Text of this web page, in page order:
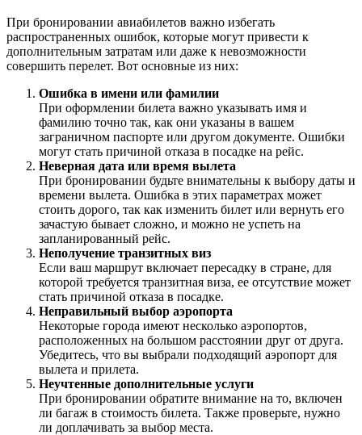
При бронировании авиабилетов важно избегать
распространенных ошибок, которые могут привести к
дополнительным затратам или даже к невозможности
совершить перелет. Вот основные из них:
Ошибка в имени или фамилии
При оформлении билета важно указывать имя и
фамилию точно так, как они указаны в вашем
заграничном паспорте или другом документе. Ошибки
могут стать причиной отказа в посадке на рейс.
Неверная дата или время вылета
При бронировании будьте внимательны к выбору даты и
времени вылета. Ошибка в этих параметрах может
стоить дорого, так как изменить билет или вернуть его
зачастую бывает сложно, и можно не успеть на
запланированный рейс.
Неполучение транзитных виз
Если ваш маршрут включает пересадку в стране, для
которой требуется транзитная виза, ее отсутствие может
стать причиной отказа в посадке.
Неправильный выбор аэропорта
Некоторые города имеют несколько аэропортов,
расположенных на большом расстоянии друг от друга.
Убедитесь, что вы выбрали подходящий аэропорт для
вылета и прилета.
Неучтенные дополнительные услуги
При бронировании обратите внимание на то, включен
ли багаж в стоимость билета. Также проверьте, нужно
ли доплачивать за выбор места.